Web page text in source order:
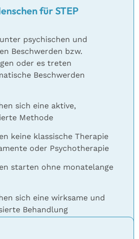
für STEP
psychischen und
Beschwerden bzw.
oder es treten
Beschwerden
sich eine aktive,
Methode
keine klassische Therapie
oder Psychotherapie
starten ohne monatelange
sich eine wirksame und
Behandlung